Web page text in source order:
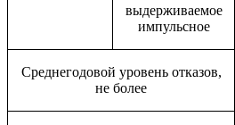
выдерживаемое
импульсное
Среднегодовой уровень отказов,
не более